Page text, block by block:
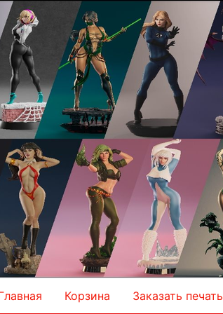
Корзина Заказать печать